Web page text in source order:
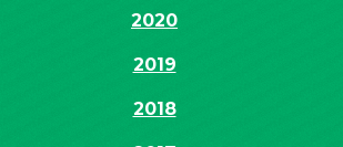
2020
2019
2018